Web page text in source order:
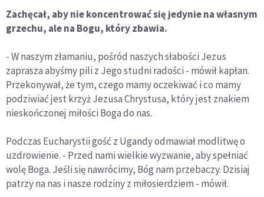
Zachęcał, aby nie koncentrować się jedynie na własnym
grzechu, ale na Bogu, który zbawia.
- W naszym złamaniu, pośród naszych słabości Jezus
zaprasza abyśmy pili z Jego studni radości - mówił kapłan.
Przekonywał, że tym, czego mamy oczekiwać i co mamy
podziwiać jest krzyż Jezusa Chrystusa, który jest znakiem
nieskończonej miłości Boga do nas.
Podczas Eucharystii gość z Ugandy odmawiał modlitwę o
uzdrowienie. - Przed nami wielkie wyzwanie, aby spełniać
wolę Boga. Jeśli się nawrócimy, Bóg nam przebaczy. Dzisiaj
patrzy na nas i nasze rodziny z miłosierdziem - mówił.